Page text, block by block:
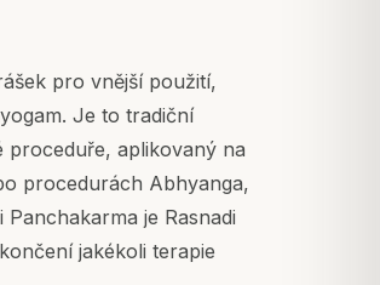
pro vnější použití,
Je to tradiční
aplikovaný na
procedurách Abhyanga,
je Rasnadi
jakékoli terapie